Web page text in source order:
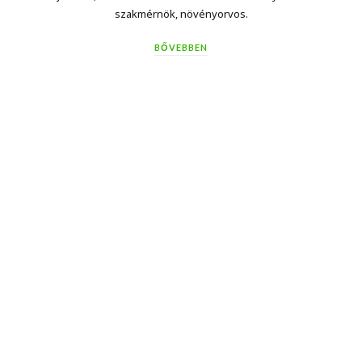
szakmérnök, növényorvos.
BŐVEBBEN